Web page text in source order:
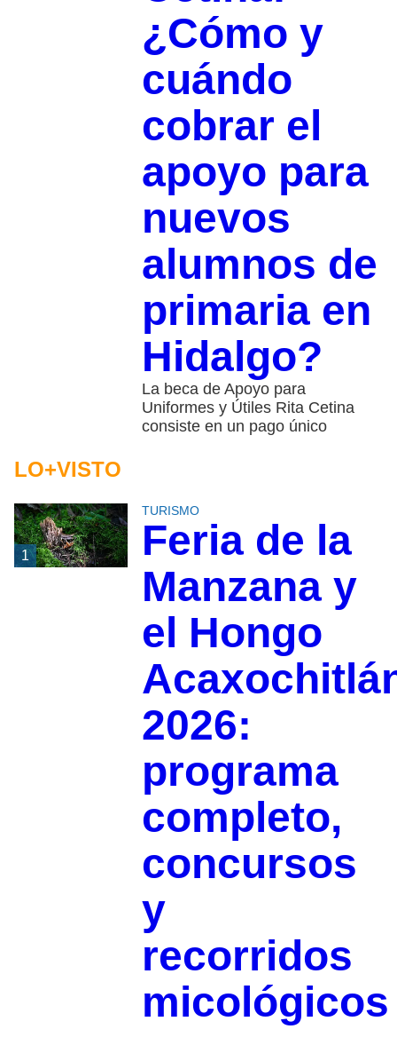
¿Cómo y
cuándo
cobrar el
apoyo para
nuevos
alumnos de
primaria en
Hidalgo?
La beca de Apoyo para
Uniformes y Útiles Rita Cetina
consiste en un pago único
LO+VISTO
1
TURISMO
Feria de la
Manzana y
el Hongo
2026:
programa
completo,
concursos
y
recorridos
micológicos